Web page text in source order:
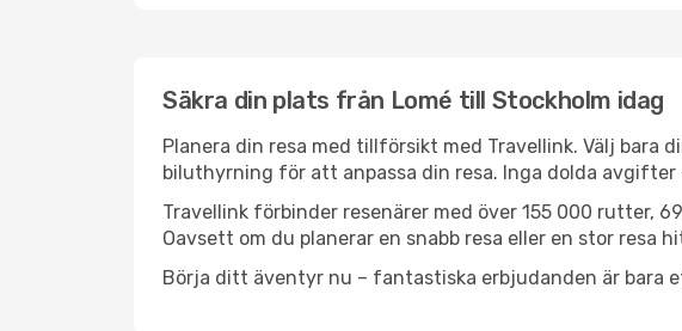
Säkra din plats från Lomé till Stockholm idag
Planera din resa med tillförsikt med Travellink. Välj
biluthyrning för att anpassa din resa. Inga dolda avgifter
Travellink förbinder resenärer med över 155 000 rutter,
Oavsett om du planerar en snabb resa eller en stor resa
Börja ditt äventyr nu – fantastiska erbjudanden är bara